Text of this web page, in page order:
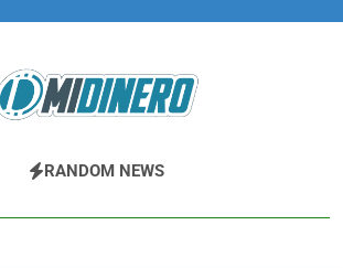
Midinero.co
Fintech, Criptomonedas
RANDOM NEWS